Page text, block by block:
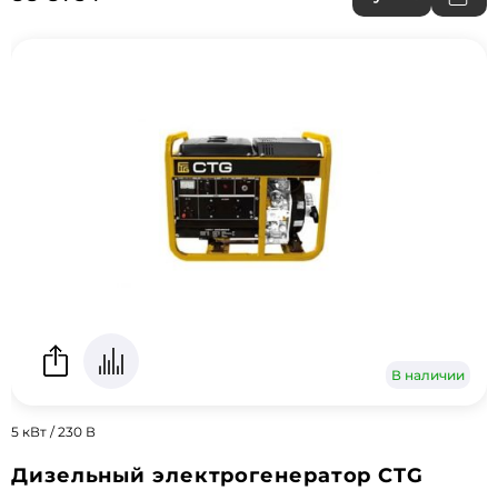
В наличии
5 кВт / 230 В
Дизельный электрогенератор CTG